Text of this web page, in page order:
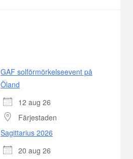
GAF solförmörkelseevent på
Öland
12 aug 26
Färjestaden
Sagittarius 2026
20 aug 26